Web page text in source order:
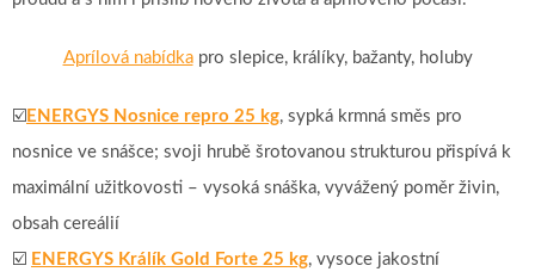
Aprílová nabídkapro slepice, králíky, bažanty, holuby
☑️ ENERGYS Nosnice repro 25 kg, sypká krmná směs pro
nosnice ve snášce; svoji hrubě šrotovanou strukturou přispívá k
maximální užitkovosti – vysoká snáška, vyvážený poměr živin,
obsah cereálií
☑️ ENERGYS Králík Gold Forte 25 kg, vysoce jakostní